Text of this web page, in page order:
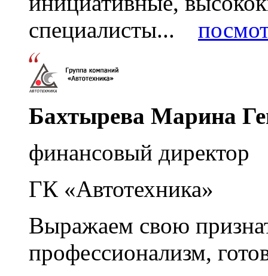
специалисты...
Бахтырева Марина
финансовый директор
ГК «Автотехника»
Выражаем свою
профессионализм,